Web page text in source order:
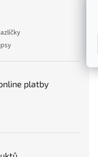
platby